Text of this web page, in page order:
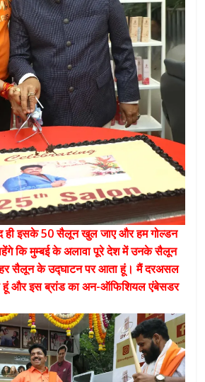
ही इसके 50 सैलून खुल जाए और हम गोल्डन
कि मुम्बई के अलावा पूरे देश में उनके सैलून
सैलून के उद्घाटन पर आता हूं। मैं दरअसल
हूं और इस ब्रांड का अन-ऑफिशियल एंबेसडर